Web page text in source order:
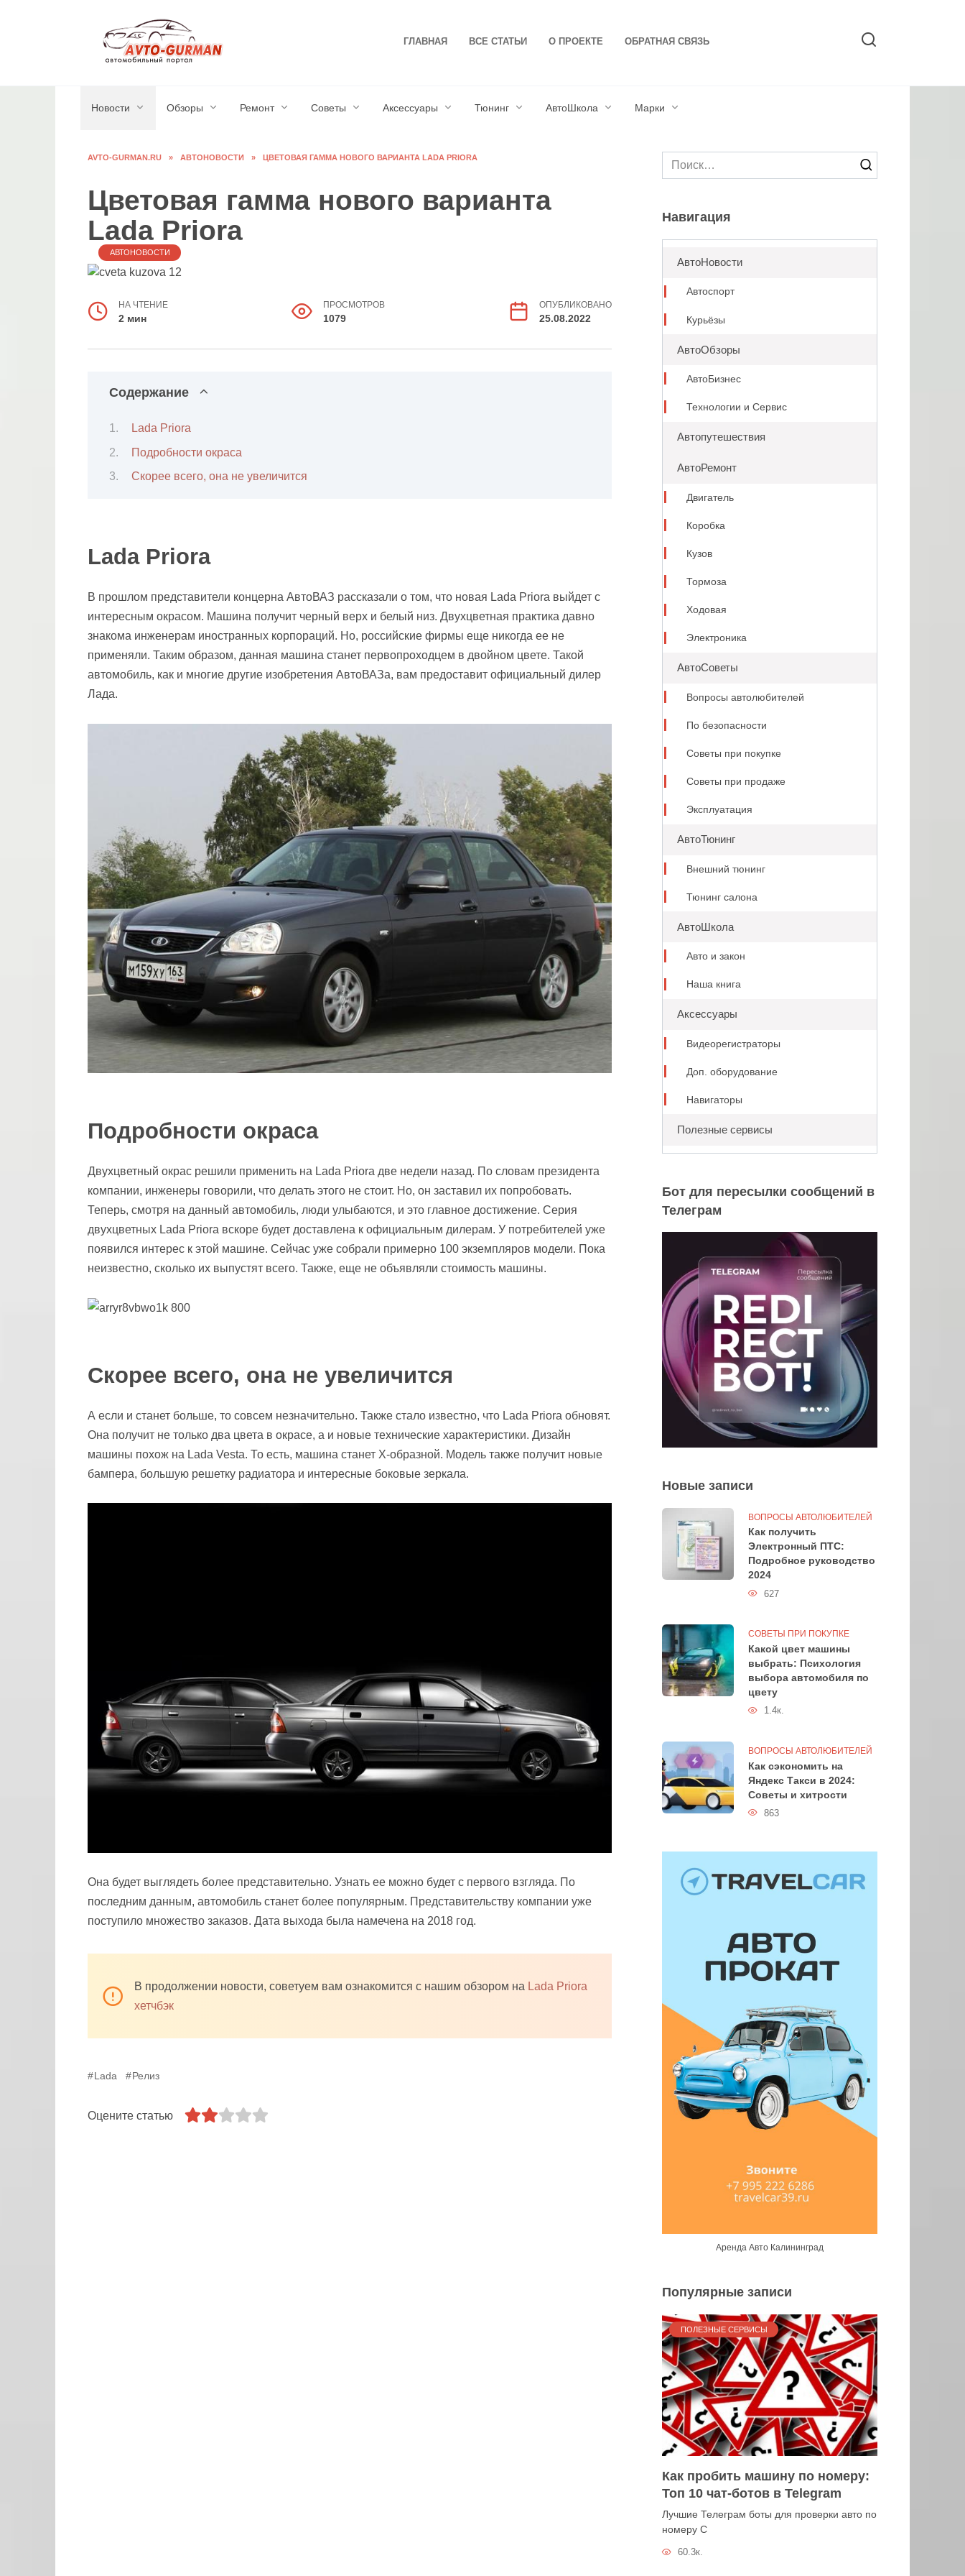
ГЛАВНАЯ ВСЕ СТАТЬИ О ПРОЕКТЕ ОБРАТНАЯ СВЯЗЬ
Новости Обзоры Ремонт Советы Аксессуары Тюнинг АвтоШкола Марки
AVTO-GURMAN.RU » АВТОНОВОСТИ » ЦВЕТОВАЯ ГАММА НОВОГО ВАРИАНТА LADA PRIORA
Цветовая гамма нового варианта
Lada Priora
АВТОНОВОСТИ
НА ЧТЕНИЕ
2 мин
ПРОСМОТРОВ
1079
ОПУБЛИКОВАНО
25.08.2022
Содержание
Lada Priora
Подробности окраса
Скорее всего, она не увеличится
Lada Priora
В прошлом представители концерна АвтоВАЗ рассказали о том, что новая Lada Priora выйдет с
интересным окрасом. Машина получит черный верх и белый низ. Двухцветная практика давно
знакома инженерам иностранных корпораций. Но, российские фирмы еще никогда ее не
применяли. Таким образом, данная машина станет первопроходцем в двойном цвете. Такой
автомобиль, как и многие другие изобретения АвтоВАЗа, вам предоставит официальный дилер
Лада.
Подробности окраса
Двухцветный окрас решили применить на Lada Priora две недели назад. По словам президента
компании, инженеры говорили, что делать этого не стоит. Но, он заставил их попробовать.
Теперь, смотря на данный автомобиль, люди улыбаются, и это главное достижение. Серия
двухцветных Lada Priora вскоре будет доставлена к официальным дилерам. У потребителей уже
появился интерес к этой машине. Сейчас уже собрали примерно 100 экземпляров модели. Пока
неизвестно, сколько их выпустят всего. Также, еще не объявляли стоимость машины.
Скорее всего, она не увеличится
А если и станет больше, то совсем незначительно. Также стало известно, что Lada Priora обновят.
Она получит не только два цвета в окрасе, а и новые технические характеристики. Дизайн
машины похож на Lada Vesta. То есть, машина станет Х-образной. Модель также получит новые
бампера, большую решетку радиатора и интересные боковые зеркала.
Она будет выглядеть более представительно. Узнать ее можно будет с первого взгляда. По
последним данным, автомобиль станет более популярным. Представительству компании уже
поступило множество заказов. Дата выхода была намечена на 2018 год.
В продолжении новости, советуем вам ознакомится с нашим обзором на Lada Priora
хетчбэк
Lada Релиз
Оцените статью
Search
for:
Навигация
АвтоНовости
Автоспорт
Курьёзы
АвтоОбзоры
АвтоБизнес
Технологии и Сервис
Автопутешествия
АвтоРемонт
Двигатель
Коробка
Кузов
Тормоза
Ходовая
Электроника
АвтоСоветы
Вопросы автолюбителей
По безопасности
Советы при покупке
Советы при продаже
Эксплуатация
АвтоТюнинг
Внешний тюнинг
Тюнинг салона
АвтоШкола
Авто и закон
Наша книга
Аксессуары
Видеорегистраторы
Доп. оборудование
Навигаторы
Полезные сервисы
Бот для пересылки сообщений в
Телеграм
Новые записи
ВОПРОСЫ АВТОЛЮБИТЕЛЕЙ
Как получить
Электронный ПТС:
Подробное руководство
2024
627
СОВЕТЫ ПРИ ПОКУПКЕ
Какой цвет машины
выбрать: Психология
выбора автомобиля по
цвету
1.4к.
ВОПРОСЫ АВТОЛЮБИТЕЛЕЙ
Как сэкономить на
Яндекс Такси в 2024:
Советы и хитрости
863
Аренда Авто Калининград
Популярные записи
ПОЛЕЗНЫЕ СЕРВИСЫ
Как пробить машину по номеру:
Топ 10 чат-ботов в Telegram
Лучшие Телеграм боты для проверки авто по
номеру С
60.3к.